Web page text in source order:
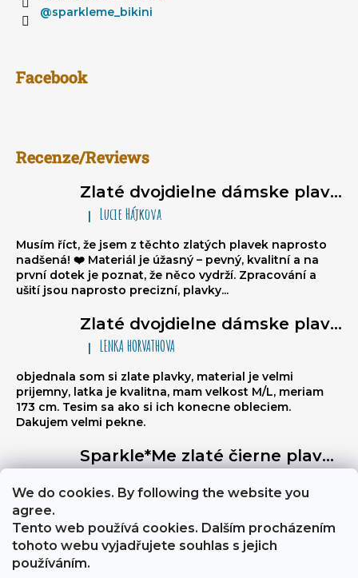
We do cookies. By following the website you
agree.
Tento web používá cookies. Dalším procházením
tohoto webu vyjadřujete souhlas s jejich
používáním.
@sparkleme_bikini
Facebook
Recenze/Reviews
Zlaté dvojdielne dámske plavky typu brazilky Sparkle*Me – bikiny na viazanie, volánikové brazilky
Hodnotenie produktu je 5 z 5 hviezdičiek.
| Lucie Hájkova
Musím říct, že jsem z těchto zlatých plavek naprosto
nadšená! ❤️ Materiál je úžasný – pevný, kvalitní a na
první dotek je poznat, že něco vydrží. Zpracování a
ušití jsou naprosto precizní, plavky...
Zlaté dvojdielne dámske plavky typu brazilky Sparkle*Me – bikiny na viazanie, volánikové brazilky
Hodnotenie produktu je 5 z 5 hviezdičiek.
| LENKA HORVATHOVA
objednala som si zlate plavky, material je velmi
prijemny, latka je kvalitna, mam velkost M/L, meriam
173 cm. Tesim sa ako si ich konecne obleciem.
Dakujem velmi pekne.
Sparkle*Me zlaté čierne plavky s vysokým pásom – brazílske nohavičky s prešívaním na zadnej strane, ktoré sa dajú preložiť na boky, so zlatým lemovaním
Hodnotenie produktu je 5 z 5 hviezdičiek.
Výborně stahují břicho, a zezadu jsou velmi sexy
About Sparkle*Me